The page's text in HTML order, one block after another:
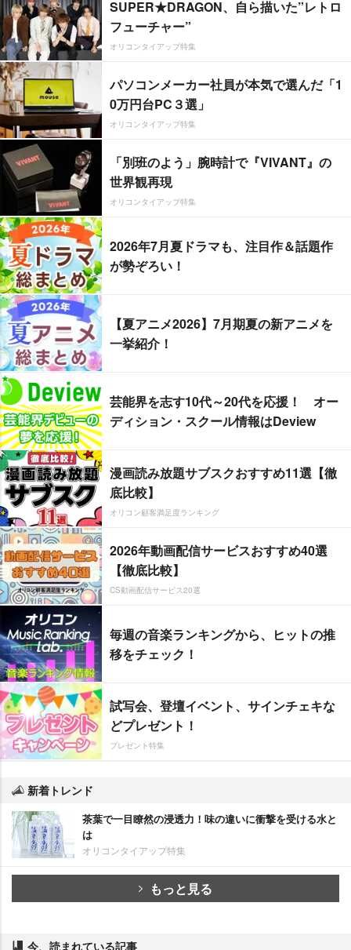
SUPER★DRAGON、自ら描いた”レトロ
フューチャー”
オリコンタイアップ特集
パソコンメーカー社員が本気で選んだ「1
0万円台PC３選」
オリコンタイアップ特集
「別班のよう」腕時計で『VIVANT』の
世界観再現
オリコンタイアップ特集
2026年7月夏ドラマも、注目作＆話題作
が勢ぞろい！
【夏アニメ2026】7月期夏の新アニメを
一挙紹介！
芸能界を志す10代～20代を応援！ オー
ディション・スクール情報はDeview
漫画読み放題サブスクおすすめ11選【徹
底比較】
オリコン顧客満足度ランキング
2026年動画配信サービスおすすめ40選
【徹底比較】
CS動画配信サービス20選
毎週の音楽ランキングから、ヒットの推
移をチェック！
試写会、登壇イベント、サインチェキな
どプレゼント！
プレゼント特集
新着トレンド
茶葉で一目瞭然の浸透力！味の違いに衝撃を受ける水と
は
オリコンタイアップ特集
もっと見る
今、読まれている記事